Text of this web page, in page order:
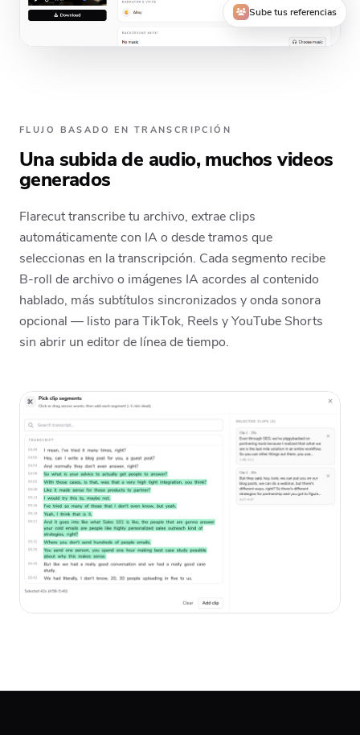
Sube tus referencias
FLUJO BASADO EN TRANSCRIPCIÓN
Una subida de audio, muchos videos
generados
Flarecut transcribe tu archivo, extrae clips
automáticamente con IA o desde tramos que
seleccionas en la transcripción. Cada segmento recibe
B-roll de archivo o imágenes IA acordes al contenido
hablado, más subtítulos sincronizados y onda sonora
opcional — listo para TikTok, Reels y YouTube Shorts
sin abrir un editor de línea de tiempo.